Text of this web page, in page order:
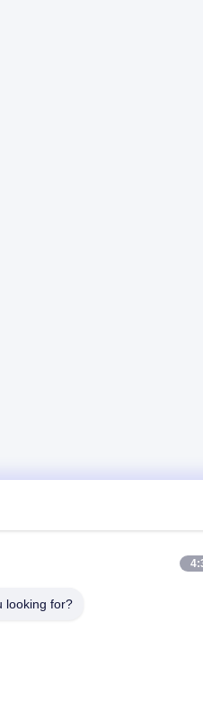
looking for?